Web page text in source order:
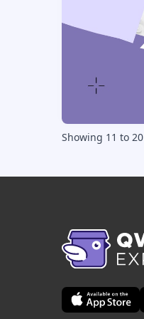
Showing 11 to 20